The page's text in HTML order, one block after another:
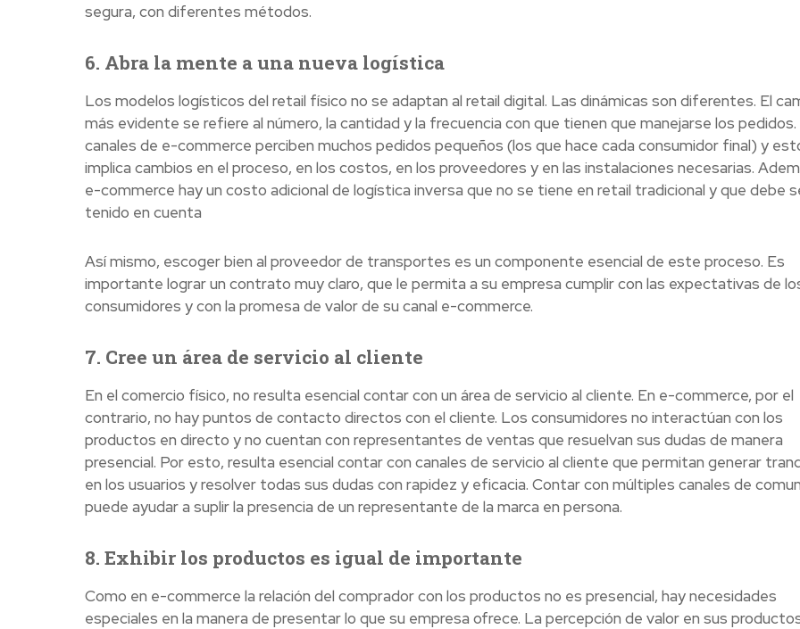
segura, con diferentes métodos.
6. Abra la mente a una nueva logística
Los modelos logísticos del retail físico no se adaptan al retail digital. Las dinámicas son diferentes. El
más evidente se refiere al número, la cantidad y la frecuencia con que tienen que manejarse los
canales de e-commerce perciben muchos pedidos pequeños (los que hace cada consumidor final) y
implica cambios en el proceso, en los costos, en los proveedores y en las instalaciones necesarias.
e-commerce hay un costo adicional de logística inversa que no se tiene en retail tradicional y que debe
tenido en cuenta
Así mismo, escoger bien al proveedor de transportes es un componente esencial de este proceso. Es
importante lograr un contrato muy claro, que le permita a su empresa cumplir con las expectativas de
consumidores y con la promesa de valor de su canal e-commerce.
7. Cree un área de servicio al cliente
En el comercio físico, no resulta esencial contar con un área de servicio al cliente. En e-commerce, por el
contrario, no hay puntos de contacto directos con el cliente. Los consumidores no interactúan con los
productos en directo y no cuentan con representantes de ventas que resuelvan sus dudas de manera
presencial. Por esto, resulta esencial contar con canales de servicio al cliente que permitan generar
en los usuarios y resolver todas sus dudas con rapidez y eficacia. Contar con múltiples canales de
puede ayudar a suplir la presencia de un representante de la marca en persona.
8. Exhibir los productos es igual de importante
Como en e-commerce la relación del comprador con los productos no es presencial, hay necesidades
especiales en la manera de presentar lo que su empresa ofrece. La percepción de valor en sus